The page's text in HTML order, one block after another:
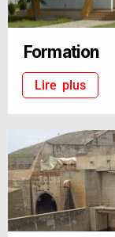
Formation
Lire plus